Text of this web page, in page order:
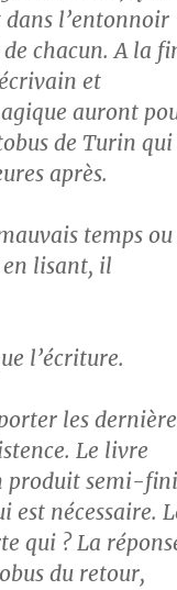
dans l’entonnoir
chacun. A la
et
auront
de Turin qui
après.
temps ou
en lisant, il
l’écriture.
les
Le livre
produit semi-
nécessaire.
qui ? La
du retour,